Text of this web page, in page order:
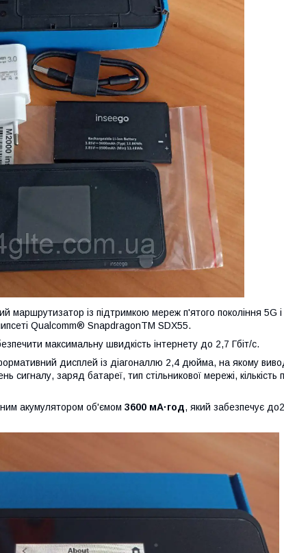
маршрутизатор із підтримкою мереж п'ятого покоління 5G
Qualcomm® SnapdragonTM SDX55.
максимальну швидкість інтернету до 2,7 Гбіт/с.
дисплей із діагоналлю 2,4 дюйма, на якому
сигналу, заряд батареї, тип стільникової мережі, кількість
акумулятором об'ємом 3600 мА·год, який забезпечує